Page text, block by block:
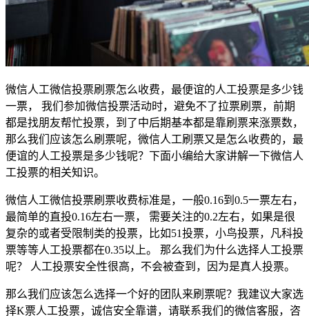
微信人工微信投票刷票怎么收费，最便谊的人工投票是多少钱
一票， 我们参加微信投票活动时，避免不了拉票刷票，前期
都是找朋友帮忙投票，到了中后期基本都是靠刷票来涨票数，
那么我们应该怎么刷票呢，微信人工刷票又是怎么收费的，最
便谊的人工投票是多少钱呢？下面小编给大家讲解一下微信人
工投票的相关知识。
微信人工微信投票刷票收费标准是，一般0.16到0.5一票左右，
最简单的直投0.16左右一票， 需要关注的0.2左右，如果是很
复杂的或者受限制类的投票，比如51投票，小鸟投票，凡科投
票等等人工投票都在0.35以上。 那么我们为什么选择人工投票
呢？ 人工投票安全性很高，不会被查到，因为是真人投票。
那么我们应该怎么选择一个好的团队来刷票呢？我建议大家选
择K票人工投票，诚信安全靠谱，请联系我们的微信客服，咨